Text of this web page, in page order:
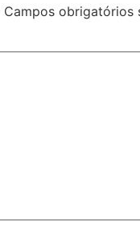
Campos obrigatórios